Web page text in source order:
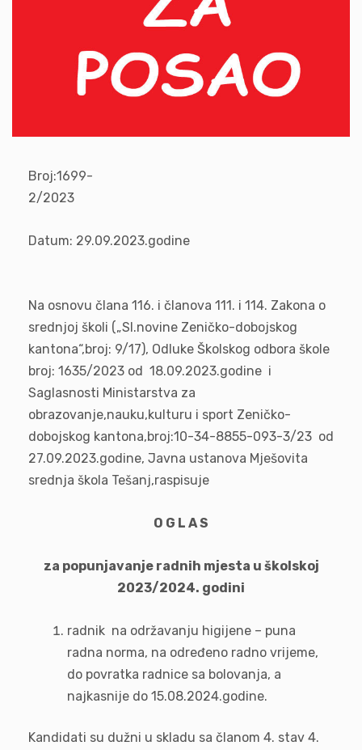
Broj:1699-
2/
Datum: 29.09.2023.godine
Na osnovu člana 116. i članova 111. i 114. Zakona o
srednjoj školi („Sl.novine Zeničko-dobojskog
kantona“,broj: 9/17), Odluke Školskog odbora škole
broj: 1635/2023 od 18.09.2023.godine i
Saglasnosti Ministarstva za
obrazovanje,nauku,kulturu i sport Zeničko-
dobojskog kantona,broj:10-34-8855-093-3/23 od
27.09.2023.godine, Javna ustanova Mješovita
srednja škola Tešanj,raspisuje
O G L A S
za popunjavanje radnih mjesta u školskoj
2023/2024. godini
radnik na održavanju higijene – puna
radna norma, na određeno radno vrijeme,
do povratka radnice sa bolovanja, a
najkasnije do 15.08.2024.godine.
Kandidati su dužni u skladu sa članom 4. stav 4.